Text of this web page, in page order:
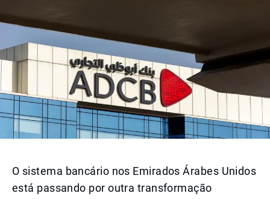
O sistema bancário nos Emirados Árabes Unidos
está passando por outra transformação